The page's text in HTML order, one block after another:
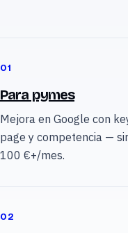
01
Para pymes
Mejora en Google con
page y competencia —
100 €+/mes.
02